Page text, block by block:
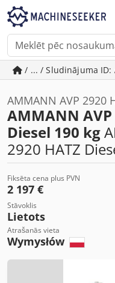
/ ... / Sludinājuma ID:
AMMANN AVP 2920
AMMANN AVP
Diesel 190 kg
2920 HATZ
Fiksēta cena plus PVN
2 197 €
Stāvoklis
Lietots
Atrašanās vieta
Wymysłów